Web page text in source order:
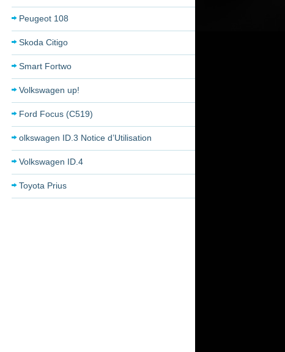
Peugeot 108
Skoda Citigo
Smart Fortwo
Volkswagen up!
Ford Focus (C519)
olkswagen ID.3 Notice d’Utilisation
Volkswagen ID.4
Toyota Prius